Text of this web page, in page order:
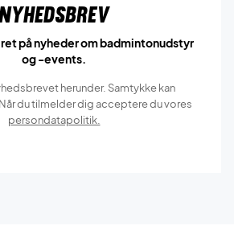
på nyheder om badmintonudstyr
og -events.
herunder. Samtykke kan
du tilmelder dig acceptere du vores
persondatapolitik.